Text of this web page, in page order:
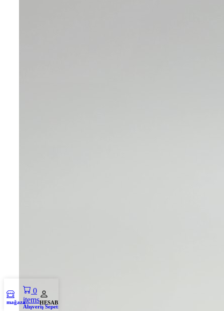
mağaza
0
items
Alışveriş Sepeti
HESABIM